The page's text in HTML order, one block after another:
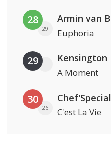
28
29 Euphoria
29 Kensington
A Moment
30
26
Chef'Special
C'est La Vie